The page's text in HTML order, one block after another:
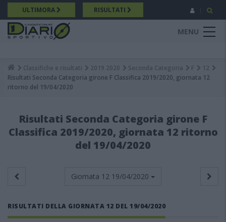
Salta
al
contenuto
principale
ULTIMORA RISULTATI
MENU
Breadcrumb
Classifiche e risultati 2019 2020 Seconda Categoria F
12
Risultati Seconda Categoria girone F Classifica 2019/2020, giornata 12
ritorno del 19/04/2020
Risultati Seconda Categoria girone F
Classifica 2019/2020, giornata 12 ritorno
del 19/04/2020
Giornata 12 19/04/2020
RISULTATI DELLA GIORNATA 12 DEL 19/04/2020